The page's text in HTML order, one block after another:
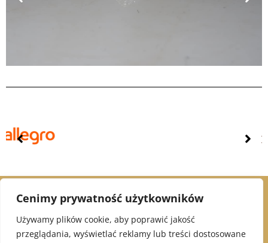
Cenimy prywatność użytkowników
Używamy plików cookie, aby poprawić jakość
przeglądania, wyświetlać reklamy lub treści dostosowane
© 2021 Alex Jubiler
INFORMACJE: